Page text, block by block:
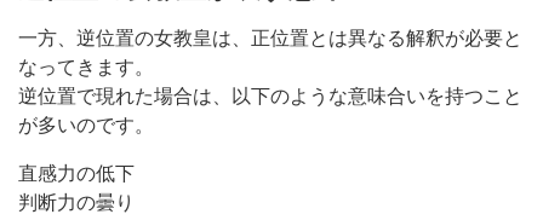
一方、逆位置の女教皇は、正位置とは異なる解釈が必要と
なってきます。
逆位置で現れた場合は、以下のような意味合いを持つこと
が多いのです。
直感力の低下
判断力の曇り